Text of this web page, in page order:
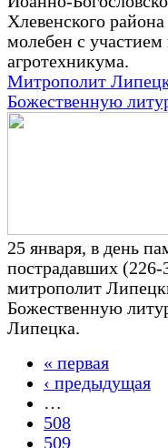
Хлевенского
молебен с участием
агротехникума.
Митрополит
Божественную
25 января, в день
пострадавших
митрополит
Божественную
Липецка.
Страницы
« первая
‹ предыдущая
…
508
509